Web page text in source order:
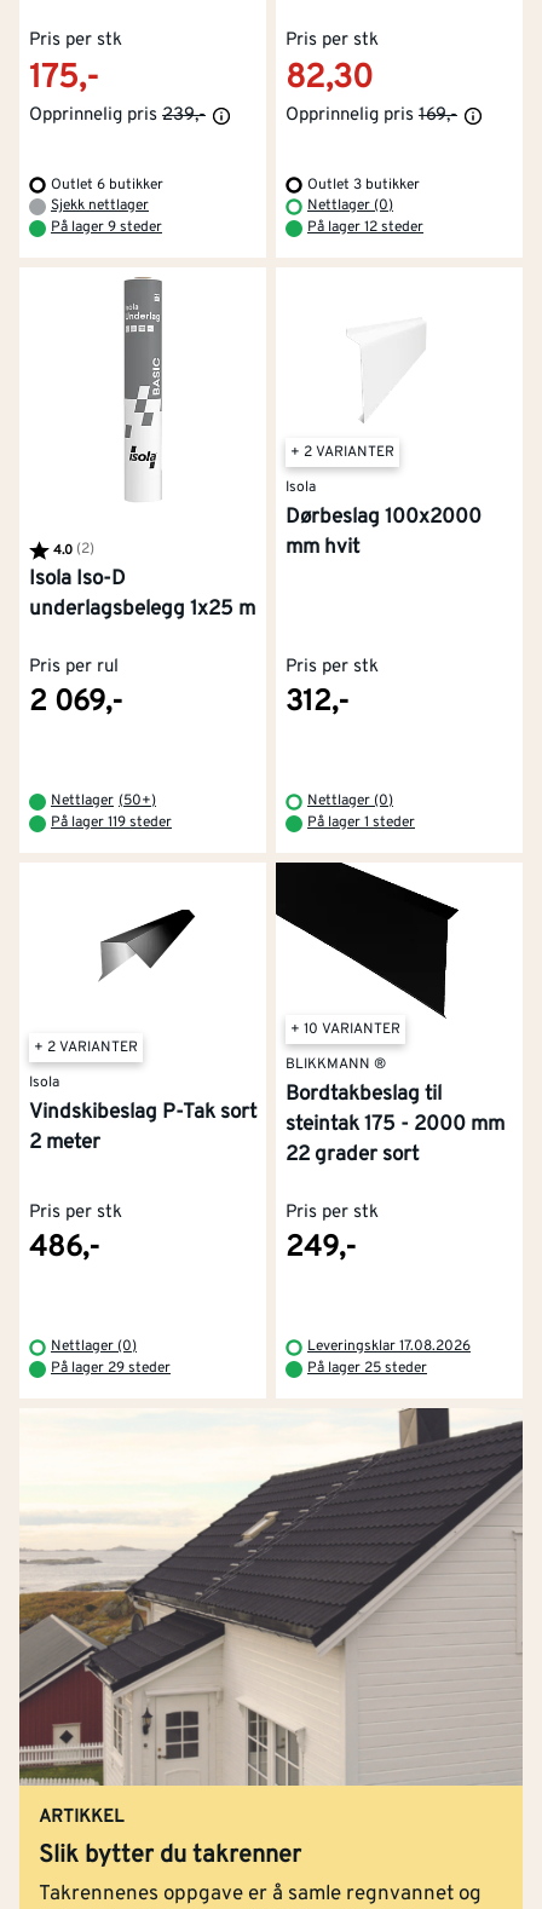
Pris per stk
175,-
Opprinnelig pris 239,-
Outlet 6 butikker
Sjekk nettlager
På lager 9 steder
Pris per stk
82,30
Opprinnelig pris 169,-
Outlet 3 butikker
Nettlager (0)
På lager 12 steder
Karakter:
4.0(2)av 5 mulige
Isola Iso-D
underlagsbelegg 1x25 m
Pris per rul
2 069,-
Nettlager (50+)
På lager 119 steder
+ 2 VARIANTER
Isola
Dørbeslag 100x2000
mm hvit
Pris per stk
312,-
Nettlager (0)
På lager 1 steder
+ 2 VARIANTER
Isola
Vindskibeslag P-Tak sort
2 meter
Pris per stk
486,-
Nettlager (0)
På lager 29 steder
+ 10 VARIANTER
BLIKKMANN ®
Bordtakbeslag til
steintak 175 - 2000 mm
22 grader sort
Pris per stk
249,-
Leveringsklar 17.08.2026
På lager 25 steder
ARTIKKEL
Slik bytter du takrenner
Takrennenes oppgave er å samle regnvannet og